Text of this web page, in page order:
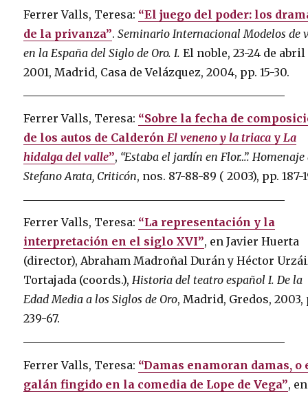
Ferrer Valls, Teresa: “El juego del poder: los
de la privanza”.Seminario Internacional Modelos de
en la España del Siglo de Oro. I. El noble, 23-24 de abril
2001, Madrid, Casa de Velázquez, 2004, pp. 15-30.
Ferrer Valls, Teresa: “Sobre la fecha de
de los autos de Calderón El veneno y la triaca y La
hidalga del valle”, “Estaba el jardín en Flor…”. Homenaje
Stefano Arata, Criticón, nos. 87-88-89 ( 2003), pp. 187-
Ferrer Valls, Teresa: “La representación y la
interpretación en el siglo XVI”, en Javier Huerta
(director), Abraham Madroñal Durán y Héctor
Tortajada (coords.),Historia del teatro español I. De la
Edad Media a los Siglos de Oro, Madrid, Gredos, 2003,
239-67.
Ferrer Valls, Teresa: “Damas enamoran damas, o
galán fingido en la comedia de Lope de Vega”,